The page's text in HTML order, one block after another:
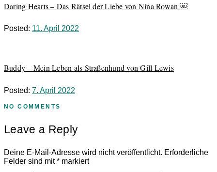
Daring Hearts – Das Rätsel der Liebe von Nina Rowan ￼
Posted: 11. April 2022
Buddy – Mein Leben als Straßenhund von Gill Lewis
Posted: 7. April 2022
NO COMMENTS
Leave a Reply
Deine E-Mail-Adresse wird nicht veröffentlicht. Erforderliche
Felder sind mit* markiert